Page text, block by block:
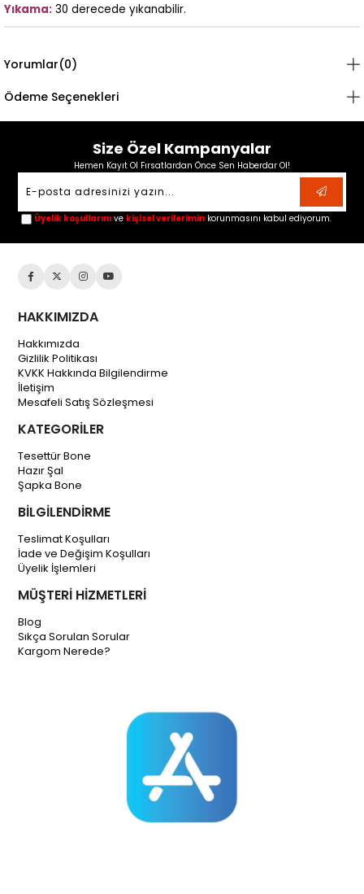
Yıkama: 30 derecede yıkanabilir.
Yorumlar(0)
Ödeme Seçenekleri
Size Özel Kampanyalar
Hemen Kayıt Ol Fırsatlardan Önce Sen Haberdar Ol!
Üyelik koşullarını ve kişisel verilerimin korunmasını kabul ediyorum.
HAKKIMIZDA
Hakkımızda
Gizlilik Politikası
KVKK Hakkında Bilgilendirme
İletişim
Mesafeli Satış Sözleşmesi
KATEGORİLER
Tesettür Bone
Hazır Şal
Şapka Bone
BİLGİLENDİRME
Teslimat Koşulları
İade ve Değişim Koşulları
Üyelik İşlemleri
MÜŞTERİ HİZMETLERİ
Blog
Sıkça Sorulan Sorular
Kargom Nerede?